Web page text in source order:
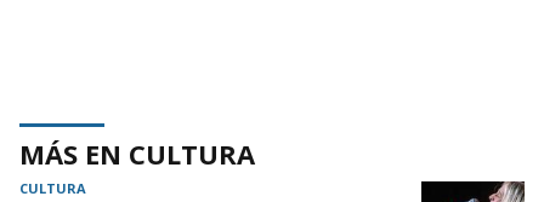
MÁS EN CULTURA
CULTURA